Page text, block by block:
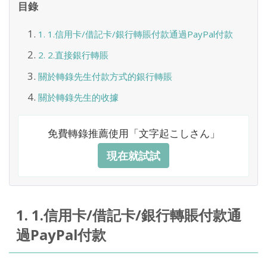
目錄
1. 1.信用卡/借記卡/銀行轉賬付款通過PayPal付款
2. 2.直接銀行轉賬
關於轉錄先生付款方式的銀行轉賬
關於轉錄先生的收據
免費轉錄推薦使用「文字起こしさん」
現在就試試
1. 1.信用卡/借記卡/銀行轉賬付款通
過PayPal付款